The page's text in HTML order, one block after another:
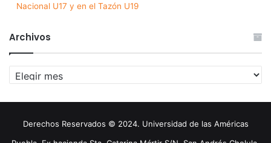
Nacional U17 y en el Tazón U19
Archivos
Archivos
Derechos Reservados © 2024. Universidad de las Américas